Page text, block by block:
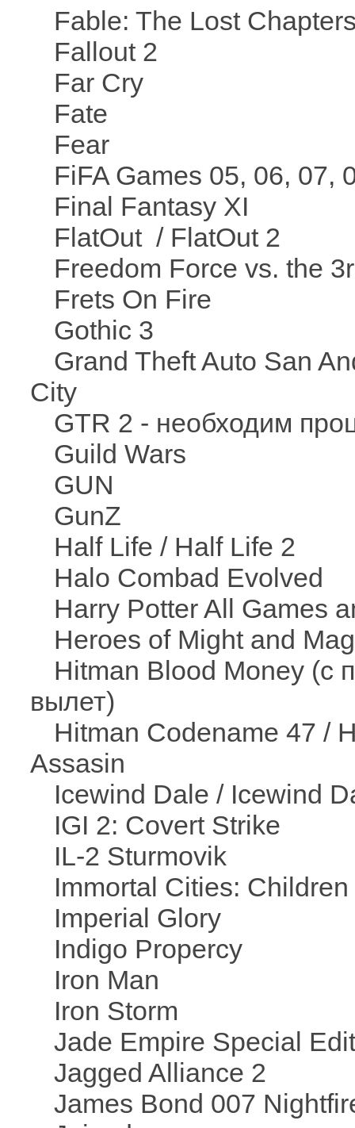
Fable: The Lost
Fallout 2
Far Cry
Fate
Fear
FiFA Games 05, 06, 07,
Final Fantasy XI
FlatOut / FlatOut 2
Freedom Force vs. the
Frets On Fire
Gothic 3
Grand Theft Auto San
City
GTR 2 - необходим
Guild Wars
GUN
GunZ
Half Life / Half Life 2
Halo Combad Evolved
Harry Potter All Games
Heroes of Might and
Hitman Blood Money (с
вылет)
Hitman Codename 47 /
Assasin
Icewind Dale / Icewind
IGI 2: Covert Strike
IL-2 Sturmovik
Immortal Cities:
Imperial Glory
Indigo Propercy
Iron Man
Iron Storm
Jade Empire Special
Jagged Alliance 2
James Bond 007